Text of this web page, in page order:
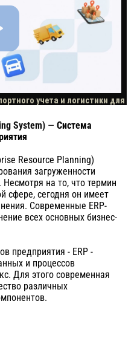
System) — Система
Resource Planning)
загруженности
на то, что термин
сфере, сегодня он имеет
Современные ERP-
всех основных бизнес-
предприятия - ERP -
и процессов
Для этого современная
различных